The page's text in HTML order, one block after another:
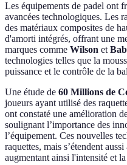
Les équipements de padel ont
avancées technologiques. Les
des matériaux composites de
d'amorti intégrés, offrant une
marques comme Wilson et
technologies telles que la
puissance et le contrôle de la
Une étude de 60 Millions de
joueurs ayant utilisé des
ont constaté une amélioration
soulignant l’importance des
l’équipement. Ces nouvelles
raquettes, mais s’étendent
augmentant ainsi l'intensité et